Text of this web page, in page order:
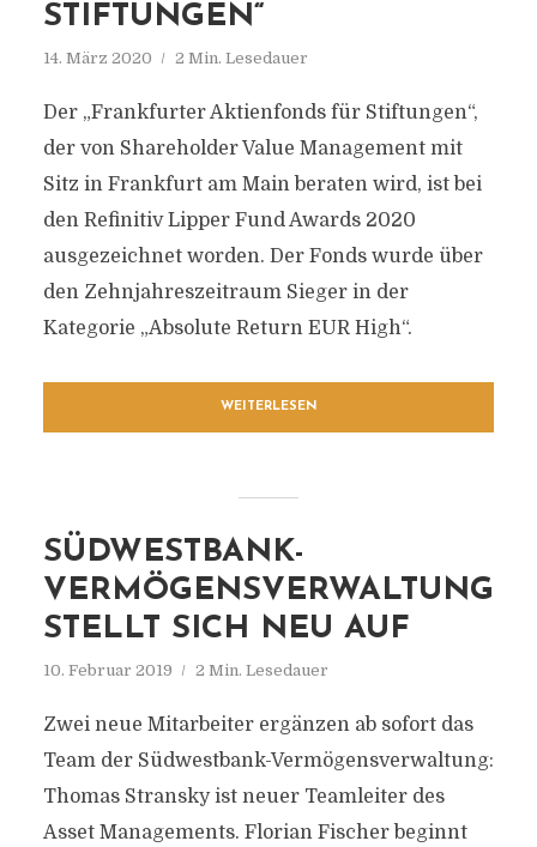
STIFTUNGEN“
14. März 2020 2 Min. Lesedauer
Der „Frankfurter Aktienfonds für Stiftungen“,
der von Shareholder Value Management mit
Sitz in Frankfurt am Main beraten wird, ist bei
den Refinitiv Lipper Fund Awards 2020
ausgezeichnet worden. Der Fonds wurde über
den Zehnjahreszeitraum Sieger in der
Kategorie „Absolute Return EUR High“.
WEITERLESEN
SÜDWESTBANK-
VERMÖGENSVERWALTUNG
STELLT SICH NEU AUF
10. Februar 2019 2 Min. Lesedauer
Zwei neue Mitarbeiter ergänzen ab sofort das
Team der Südwestbank-Vermögensverwaltung:
Thomas Stransky ist neuer Teamleiter des
Asset Managements. Florian Fischer beginnt